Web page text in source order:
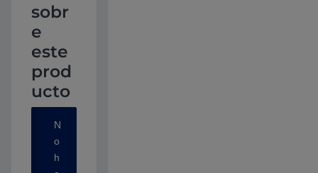
sobr
e
este
prod
ucto
N
o
h